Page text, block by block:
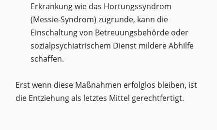
Erkrankung wie das Hortungssyndrom
(Messie-Syndrom) zugrunde, kann die
Einschaltung von Betreuungsbehörde oder
sozialpsychiatrischem Dienst mildere Abhilfe
schaffen.
Erst wenn diese Maßnahmen erfolglos bleiben, ist
die Entziehung als letztes Mittel gerechtfertigt.